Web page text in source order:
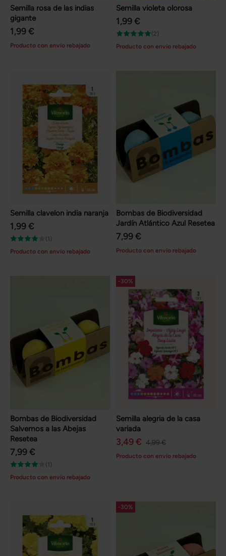
Semilla rosa de las indias
gigante
1,99 €
Producto con envío rebajado
Semilla violeta olorosa
1,99 €
(2)
Producto con envío rebajado
Semilla clavelon india naranja
1,99 €
(1)
Producto con envío rebajado
Bombas de Biodiversidad
Jardín Atlántico Azul Resetea
7,99 €
Producto con envío rebajado
Bombas de Biodiversidad
Salvemos a las Abejas
Resetea
7,99 €
(1)
Producto con envío rebajado
-30%
Semilla alegria de la casa
variada
3,49 € 4,99 €
Producto con envío rebajado
-30%